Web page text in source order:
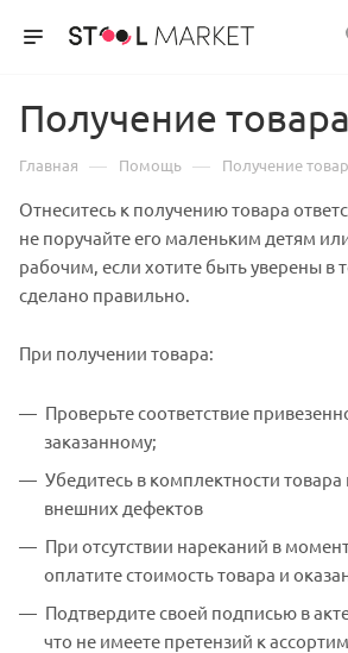
Получение товара
Главная — Помощь — Получение
Отнеситесь к получению товара
не поручайте его маленьким детям
рабочим, если хотите быть уверены в
сделано правильно.
При получении товара:
Проверьте соответствие
заказанному;
Убедитесь в комплектности товара
внешних дефектов
При отсутствии нареканий в
оплатите стоимость товара и
Подтвердите своей подписью в
что не имеете претензий к